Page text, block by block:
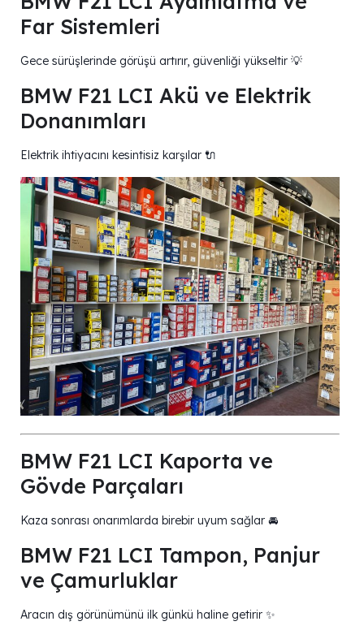
Far Sistemleri
Gece sürüşlerinde görüşü artırır, güvenliği yükseltir 💡
BMW F21 LCI Akü ve Elektrik
Donanımları
Elektrik ihtiyacını kesintisiz karşılar 🔌
BMW F21 LCI Kaporta ve
Gövde Parçaları
Kaza sonrası onarımlarda birebir uyum sağlar 🚘
BMW F21 LCI Tampon, Panjur
ve Çamurluklar
Aracın dış görünümünü ilk günkü haline getirir ✨